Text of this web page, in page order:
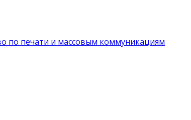
по печати и массовым коммуникациям